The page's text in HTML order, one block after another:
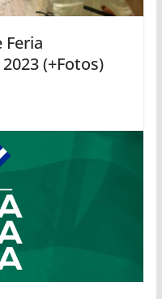
Feria
(+Fotos)